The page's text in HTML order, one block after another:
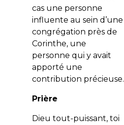
cas une personne
influente au sein d’une
congrégation près de
Corinthe, une
personne qui y avait
apporté une
contribution précieuse.
Prière
Dieu tout-puissant, toi